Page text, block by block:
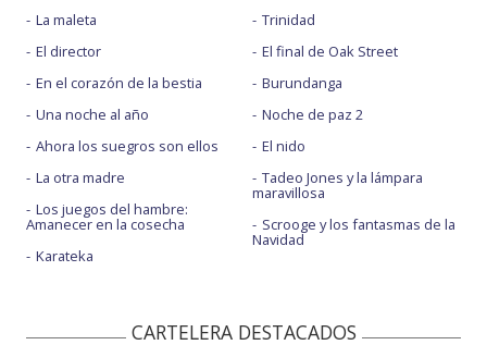
La maleta
El director
En el corazón de la bestia
Una noche al año
Ahora los suegros son ellos
La otra madre
Los juegos del hambre:
Amanecer en la cosecha
Karateka
Trinidad
El final de Oak Street
Burundanga
Noche de paz 2
El nido
Tadeo Jones y la lámpara
maravillosa
Scrooge y los fantasmas de la
Navidad
CARTELERA DESTACADOS